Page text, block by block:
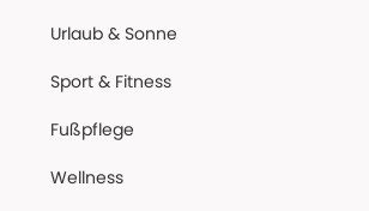
Urlaub & Sonne
Sport & Fitness
Fußpflege
Wellness